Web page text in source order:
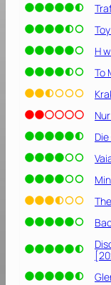
e
d
e
s
M
o
n
d
e
s
2
0
1
]
H
To